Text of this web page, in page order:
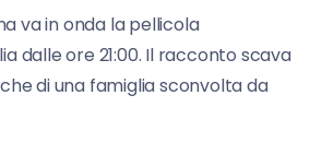
va in onda la pellicola
dalle ore 21:00. Il racconto scava
di una famiglia sconvolta da